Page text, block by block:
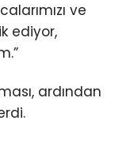
ve
ediyor,
ardından